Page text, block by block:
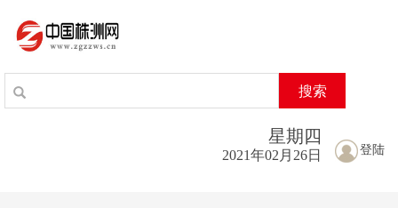
搜索
登陆
星期 四
2021年02月26日